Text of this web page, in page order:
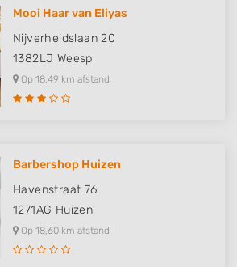
Mooi Haar van Eliyas
Nijverheidslaan 20
1382LJ Weesp
Op 18,49 km afstand
Barbershop Huizen
Havenstraat 76
1271AG Huizen
Op 18,60 km afstand